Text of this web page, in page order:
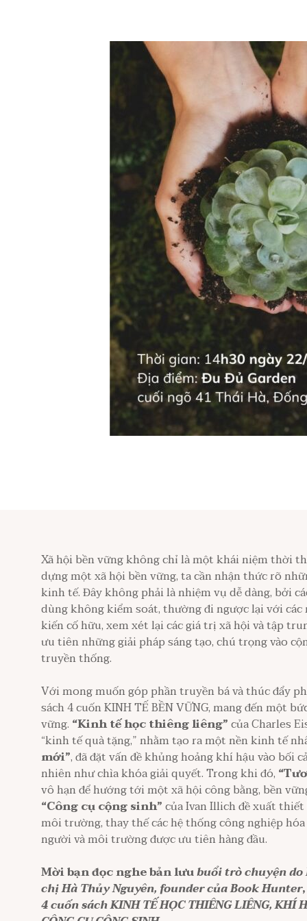
Xã hội bền vững không chỉ là một khái niệm thời
dựng một xã hội bền vững, ta cần nhận thức rõ
kinh tế. Đây không phải là nhiệm vụ dễ dàng, bởi
dùng không kiểm soát, thường đi ngược lại với
kiến cố hữu, xem xét lại các giá trị xã hội và tập
ưu tiên những giải pháp sáng tạo, chú trọng vào
truyền thống.
Với mong muốn góp phần truyền bá và thúc đẩy
sách 4 cuốn KINH TẾ BỀN VỮNG, mang đến một
vững. “Kinh tế học thiêng liêng”của Charles
“kinh tế quà tặng,” nhằm tạo ra một nền kinh tế
mới”, đã đặt vấn đề khủng hoảng khí hậu vào
nhiên như chìa khóa giải quyết. Trong khi đó,
vô hạn để hướng tới một xã hội công bằng, bền
“Công cụ cộng sinh”của Ivan Illich đề xuất
môi trường, thay thế các hệ thống công nghiệp
người và môi trường được ưu tiên hàng đầu.
Mời bạn đọc nghe bản lưubuổi trò chuyện do
chị Hà Thủy Nguyên, founder của Book Hunter,
4 cuốn sách KINH TẾ HỌC THIÊNG LIÊNG, KHÍ